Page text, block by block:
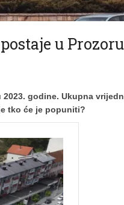
u Prozoru
godine. Ukupna
tko će je popuniti?